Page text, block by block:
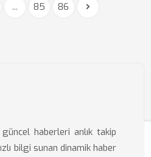
... 85 86
haberleri anlık takip
bilgi sunan dinamik haber